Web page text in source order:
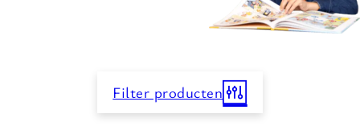
Filter producten